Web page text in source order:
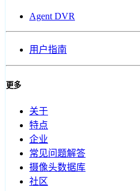
Agent DVR
用户指南
更多
关于
特点
企业
常见问题解答
摄像头数据库
社区